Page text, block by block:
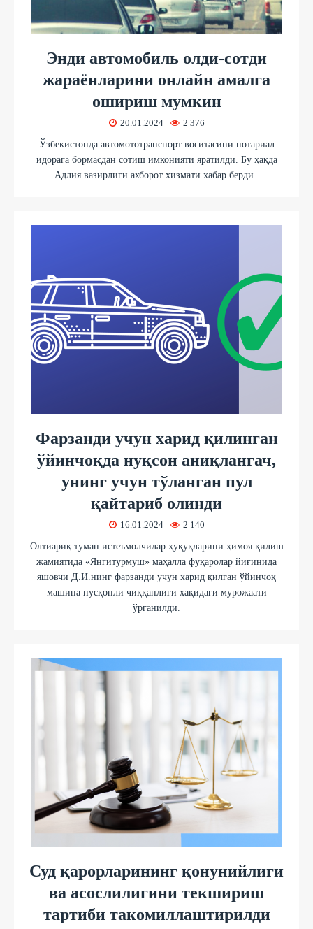
Энди автомобиль олди-сотди
жараёнларини онлайн амалга
ошириш мумкин
20.01.2024 2 376
Ўзбекистонда автомототранспорт воситасини нотариал
идорага бормасдан сотиш имконияти яратилди. Бу ҳақда
Адлия вазирлиги ахборот хизмати хабар берди.
Фарзанди учун харид қилинган
ўйинчоқда нуқсон аниқлангач,
унинг учун тўланган пул
қайтариб олинди
16.01.2024 2 140
Олтиариқ туман истеъмолчилар ҳуқуқларини ҳимоя қилиш
жамиятида «Янгитурмуш» маҳалла фуқаролар йиғинида
яшовчи Д.И.нинг фарзанди учун харид қилган ўйинчоқ
машина нусқонли чиққанлиги ҳақидаги мурожаати
ўрганилди.
Суд қарорларининг қонунийлиги
ва асослилигини текшириш
тартиби такомиллаштирилди